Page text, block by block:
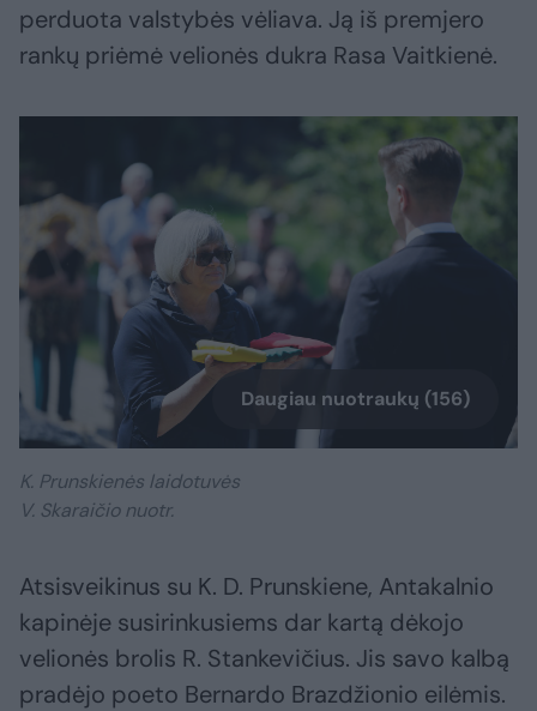
perduota valstybės vėliava. Ją iš premjero
rankų priėmė velionės dukra Rasa Vaitkienė.
Daugiau nuotraukų (156)
K. Prunskienės laidotuvės
V. Skaraičio nuotr.
Atsisveikinus su K. D. Prunskiene, Antakalnio
kapinėje susirinkusiems dar kartą dėkojo
velionės brolis R. Stankevičius. Jis savo kalbą
pradėjo poeto Bernardo Brazdžionio eilėmis.